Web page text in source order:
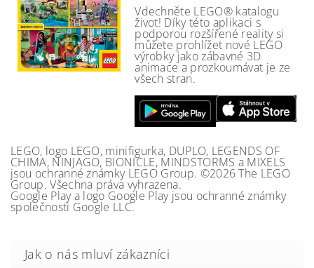
Vdechněte LEGO® katalogu
život! Díky této aplikaci s
podporou rozšířené reality si
můžete prohlížet nové LEGO
výrobky jako zábavné 3D
animace a prozkoumávat je ze
všech stran.
LEGO, logo LEGO, minifigurka, DUPLO, LEGENDS OF
CHIMA, NINJAGO, BIONICLE, MINDSTORMS a MIXELS
jsou ochranné známky LEGO Group. ©2026 The LEGO
Group. Všechna práva vyhrazena.
Google Play a logo Google Play jsou ochranné známky
společnosti Google LLC.